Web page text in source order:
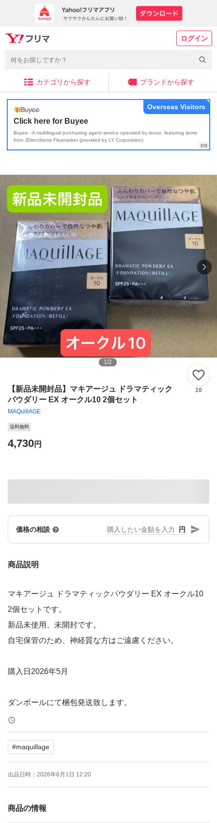
ログイン
カテゴリから探す ブランドから探す
Click here for Buyee
Buyee - A multilingual purchasing agent service operated by tenso, featuring items
from JDirectItems Fleamarket (provided by LY Corporation)
Overseas Visitors
1/2
【新品未開封品】マキアージュ ドラマティック
パウダリー EX オークル10 2個セット
MAQuillAGE
10
送料無料
4,730円
価格の相談 円
商品説明
マキアージュ ドラマティックパウダリー EX オークル10
2個セットです。
新品未使用、未開封です。
自宅保管のため、神経質な方はご遠慮ください。
購入日2026年5月
ダンボールにて梱包発送致します。
よろしくお願い致します。
マキアージュ ドラマティックパウダリー EX オークル10
レフィル
#maquillage
出品日時： 2026年6月1日 12:20
商品の情報